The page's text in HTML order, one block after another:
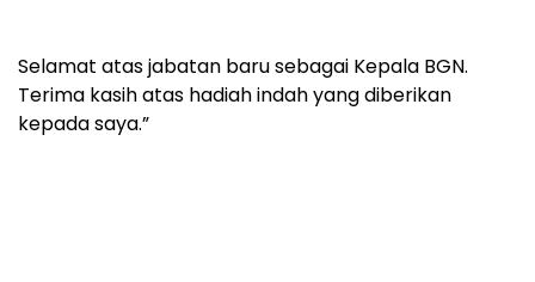
Selamat atas jabatan baru sebagai Kepala BGN.
Terima kasih atas hadiah indah yang diberikan
kepada saya.”